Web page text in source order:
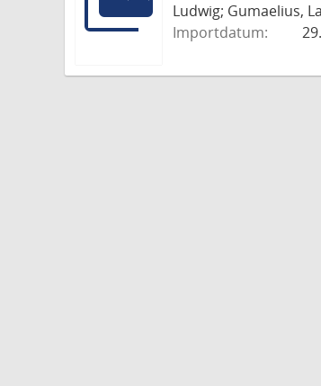
Ludwig; Gumaelius,
Importdatum: